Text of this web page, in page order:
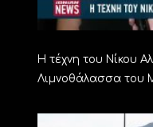
Η τέχνη του Νίκου
Λιμνοθάλασσα του